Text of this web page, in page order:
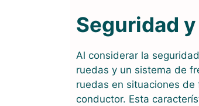
Seguridad
Al considerar la
ruedas y un sistema de
ruedas en situaciones
conductor. Esta